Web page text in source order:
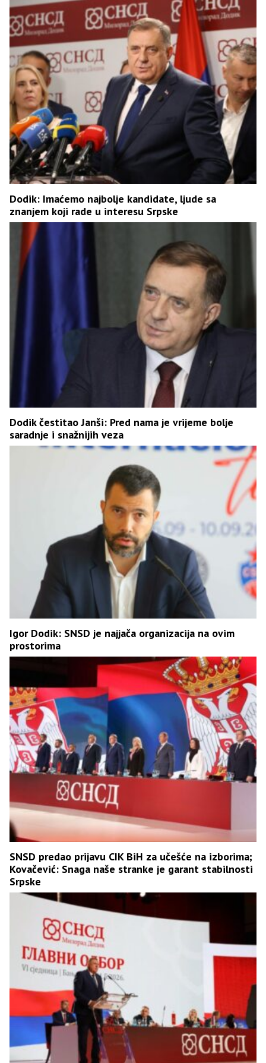
Dodik: Imaćemo najbolje kandidate, ljude sa
znanjem koji rade u interesu Srpske
Dodik čestitao Janši: Pred nama je vrijeme bolje
saradnje i snažnijih veza
Igor Dodik: SNSD je najjača organizacija na ovim
prostorima
SNSD predao prijavu CIK BiH za učešće na izborima;
Kovačević: Snaga naše stranke je garant stabilnosti
Srpske